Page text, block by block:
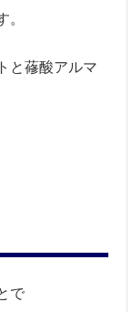
。
と蓚酸アルマ
で